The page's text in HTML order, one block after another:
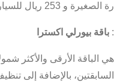
رة الصغيرة و 253 ريال للسيارةالكبيرة
: باقة بيورلي اكسترا
هي الباقة الأرقى والأكثر
السابقتين، بالإضافة إلى